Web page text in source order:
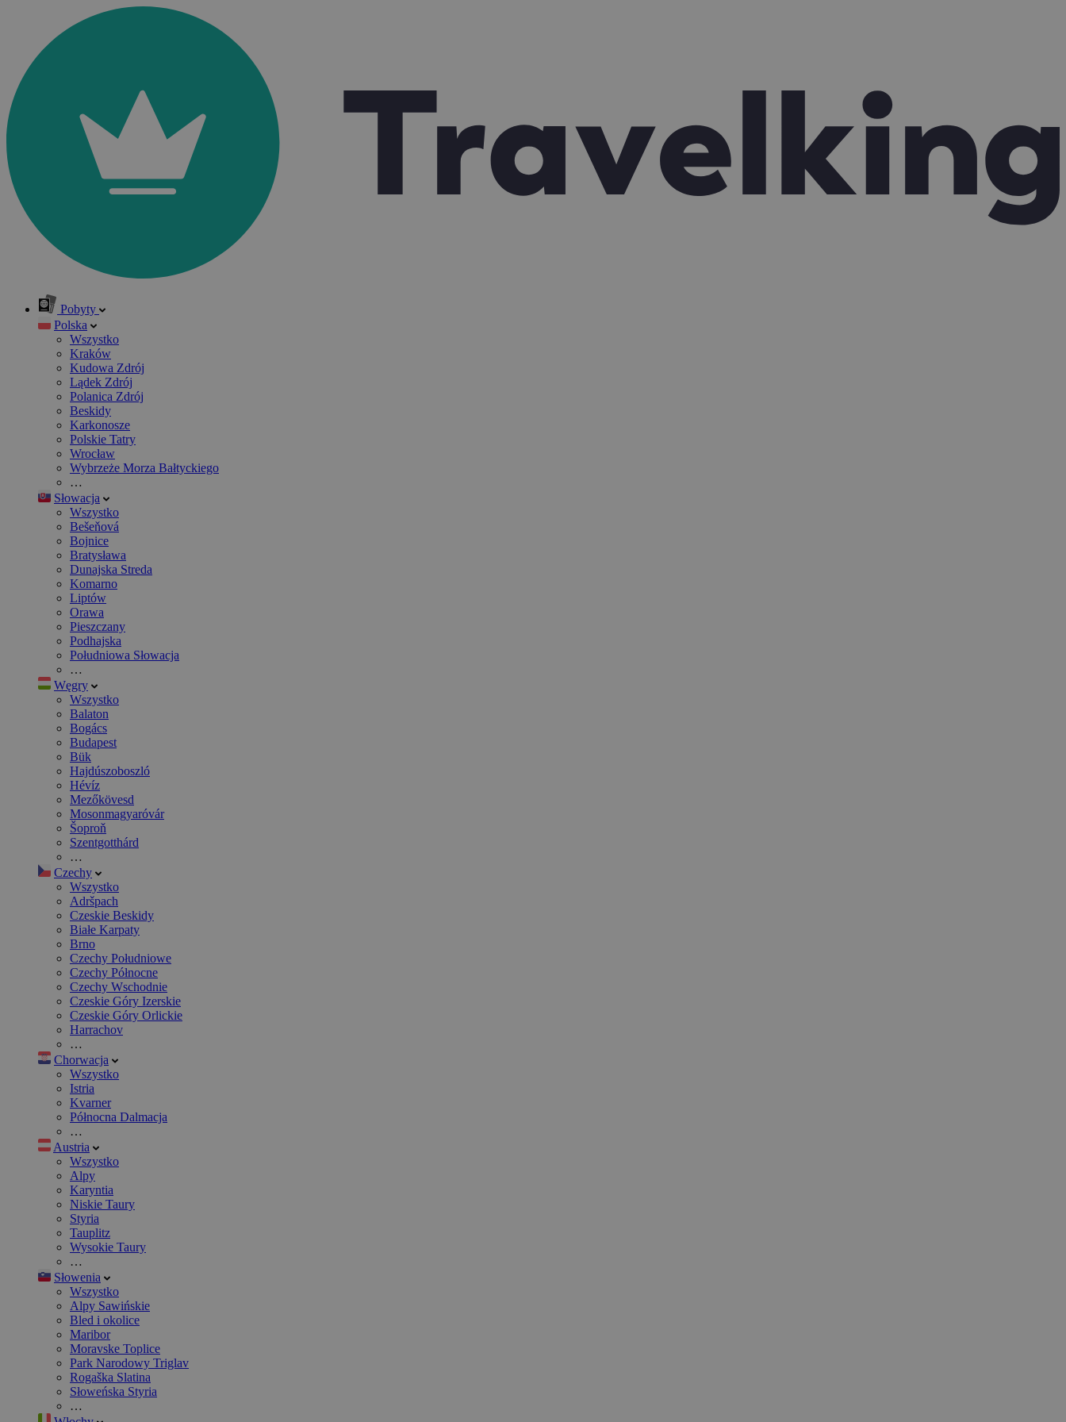
Pobyty
Polska
Wszystko
Kraków
Kudowa Zdrój
Lądek Zdrój
Polanica Zdrój
Beskidy
Karkonosze
Polskie Tatry
Wrocław
Wybrzeże Morza Bałtyckiego
…
Słowacja
Wszystko
Bešeňová
Bojnice
Bratysława
Dunajska Streda
Komarno
Liptów
Orawa
Pieszczany
Podhajska
Południowa Słowacja
…
Węgry
Wszystko
Balaton
Bogács
Budapest
Bük
Hajdúszoboszló
Hévíz
Mezőkövesd
Mosonmagyaróvár
Šoproň
Szentgotthárd
…
Czechy
Wszystko
Adršpach
Czeskie Beskidy
Białe Karpaty
Brno
Czechy Południowe
Czechy Północne
Czechy Wschodnie
Czeskie Góry Izerskie
Czeskie Góry Orlickie
Harrachov
…
Chorwacja
Wszystko
Istria
Kvarner
Północna Dalmacja
…
Austria
Wszystko
Alpy
Karyntia
Niskie Taury
Styria
Tauplitz
Wysokie Taury
…
Słowenia
Wszystko
Alpy Sawińskie
Bled i okolice
Maribor
Moravske Toplice
Park Narodowy Triglav
Rogaška Slatina
Słoweńska Styria
…